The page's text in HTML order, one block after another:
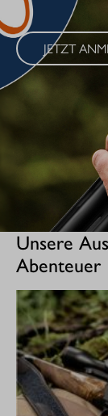
JETZT
Unsere
Abenteuer